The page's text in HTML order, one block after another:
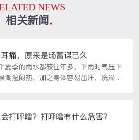
NEWS
相关新闻
痛，原来是场蓄谋已久
夏季的雨水都较往年多，下雨时气压下
潮湿闷热，加之身体容易出汗，洗澡、
因，居然是耵聍栓塞。很多患者不以为
打呼噜？打呼噜有什么危害？